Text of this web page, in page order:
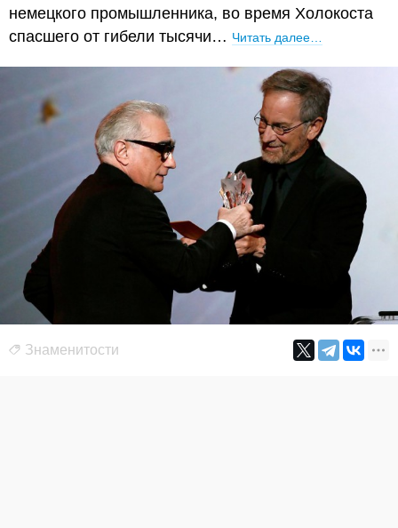
немецкого промышленника, во время Холокоста
спасшего от гибели тысячи… Читать далее…
Знаменитости